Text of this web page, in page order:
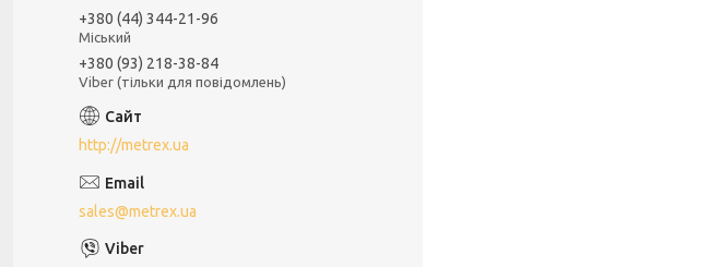
+380 (44) 344-21-96
Міський
+380 (93) 218-38-84
Viber (тільки для повідомлень)
http://metrex.ua
sales@metrex.ua